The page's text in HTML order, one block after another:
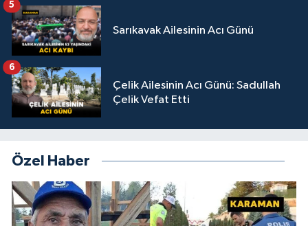
Sarıkavak Ailesinin Acı Günü
5
Çelik Ailesinin Acı Günü: Sadullah
Çelik Vefat Etti
6
Özel Haber